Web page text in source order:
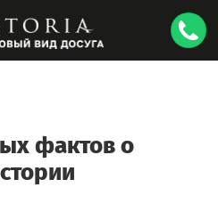
фактов о